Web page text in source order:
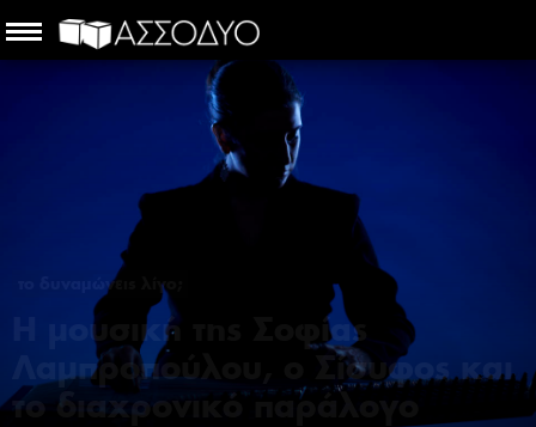
το δυναμώνεις λίγο;
Η μουσική της Σοφίας
Λαμπροπούλου, ο Σίσυφος και
το διαχρονικό παράλογο